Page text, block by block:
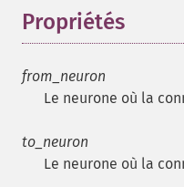
Propriétés
from_neuron
Le neurone où la
to_neuron
Le neurone où la